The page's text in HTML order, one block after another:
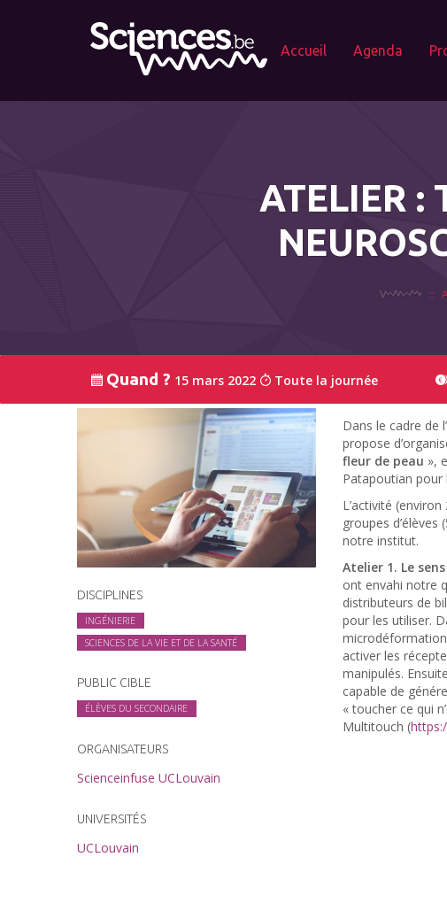
Accueil Agenda
ATELIER :
Quand ? 15 mars 2022 Toute la journée
DISCIPLINES
INGÉNIERIE
SCIENCES DE LA VIE ET DE LA SANTÉ
PUBLIC CIBLE
ÉLÈVES DU SECONDAIRE
ORGANISATEURS
Scienceinfuse UCLouvain
UNIVERSITÉS
UCLouvain
Dans le cadre de
propose
fleur de peau »,
Patapoutian pour
L’activité
groupes d’élèves
notre institut.
Atelier 1. Le
ont envahi notre
distributeurs de
pour les utiliser.
activer les
manipulés.
capable de
« toucher ce qui
Multitouch (